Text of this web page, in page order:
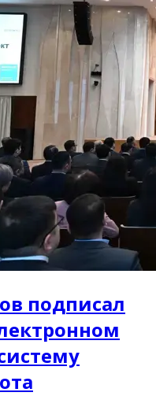
подписал